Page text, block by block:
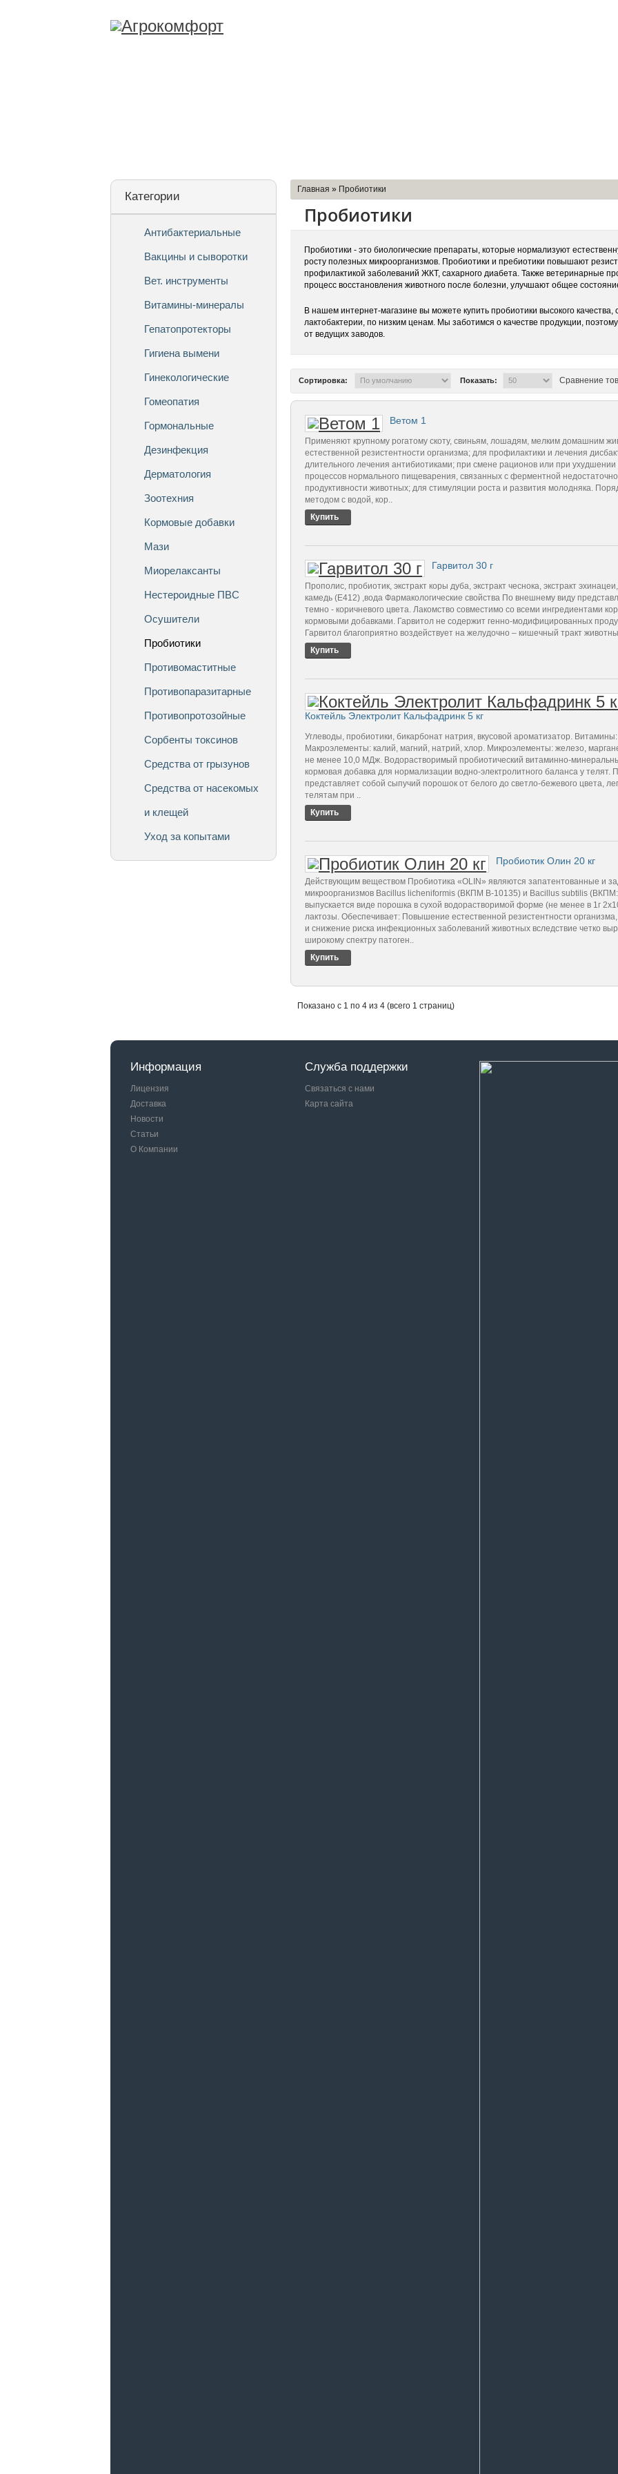
Категории
Антибактериальные
Вакцины и сыворотки
Вет. инструменты
Витамины-минералы
Гепатопротекторы
Гигиена вымени
Гинекологические
Гомеопатия
Гормональные
Дезинфекция
Дерматология
Зоотехния
Кормовые добавки
Мази
Миорелаксанты
Нестероидные ПВС
Осушители
Пробиотики
Противомаститные
Противопаразитарные
Противопротозойные
Сорбенты токсинов
Средства от грызунов
Средства от насекомых
и клещей
Уход за копытами
Главная » Пробиотики
Пробиотики
Пробиотики - это биологические препараты, которые нормализуют
росту полезных микроорганизмов. Пробиотики и пребиотики повышают
профилактикой заболеваний ЖКТ, сахарного диабета. Также ветеринарные
процесс восстановления животного после болезни, улучшают общее
В нашем интернет-магазине вы можете купить пробиотики высокого
лактобактерии, по низким ценам. Мы заботимся о качестве продукции,
от ведущих заводов.
Сортировка: Показать: Сравнение
Ветом 1
Применяют крупному рогатому скоту, свиньям, лошадям, мелким домашним
естественной резистентности организма; для профилактики и лечения
длительного лечения антибиотиками; при смене рационов или при
процессов нормального пищеварения, связанных с ферментной
продуктивности животных; для стимуляции роста и развития молодняка.
методом с водой, кор..
Купить
Гарвитол 30 г
Прополис, пробиотик, экстракт коры дуба, экстракт чеснока, экстракт
камедь (Е412) ,вода Фармакологические свойства По внешнему виду
темно - коричневого цвета. Лакомство совместимо со всеми ингредиентами
кормовыми добавками. Гарвитол не содержит генно-модифицированных
Гарвитол благоприятно воздействует на желудочно – кишечный тракт
Купить
Коктейль Электролит Кальфадринк 5 кг
Углеводы, пробиотики, бикарбонат натрия, вкусовой ароматизатор.
Макроэлементы: калий, магний, натрий, хлор. Микроэлементы: железо,
не менее 10,0 МДж. Водорастворимый пробиотический витаминно-
кормовая добавка для нормализации водно-электролитного баланса у телят.
представляет собой сыпучий порошок от белого до светло-бежевого цвета,
телятам при ..
Купить
Пробиотик Олин 20 кг
Действующим веществом Пробиотика «OLIN» являются запатентованные и
микроорганизмов Bacillus liсheniformis (ВКПМ В-10135) и Bacillus subtilis
выпускается виде порошка в сухой водорастворимой форме (не менее в 1г
лактозы. Обеспечивает: Повышение естественной резистентности
и снижение риска инфекционных заболеваний животных вследствие четко
широкому спектру патоген..
Купить
Показано с 1 по 4 из 4 (всего 1 страниц)
Информация
Лицензия
Доставка
Новости
Статьи
О Компании
Служба поддержки
Связаться с нами
Карта сайта